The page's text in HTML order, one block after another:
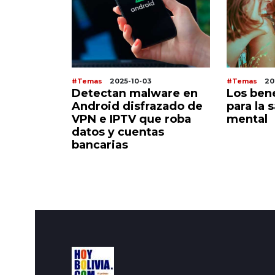
#Temas 2025-10-03
Detectan malware en
Android disfrazado de
VPN e IPTV que roba
datos y cuentas
bancarias
#Temas
Los
para la
mental